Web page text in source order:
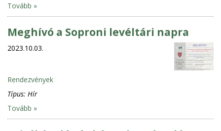
Tovább »
Meghívó a Soproni levéltári napra
2023.10.03.
Rendezvények
Típus: Hír
Tovább »